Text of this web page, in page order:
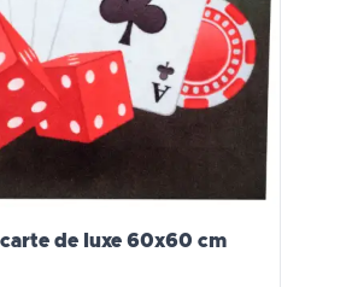
de luxe 60x60 cm